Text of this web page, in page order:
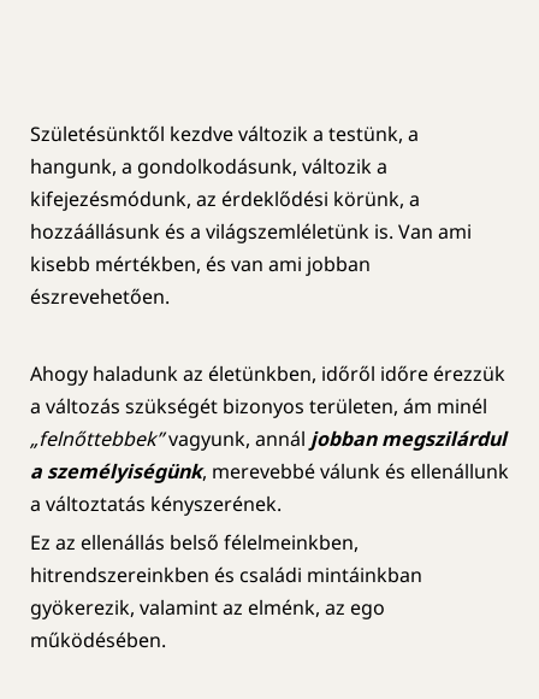
Születésünktől kezdve változik a testünk, a
hangunk, a gondolkodásunk, változik a
kifejezésmódunk, az érdeklődési körünk, a
hozzáállásunk és a világszemléletünk is. Van ami
kisebb mértékben, és van ami jobban
észrevehetően.
Ahogy haladunk az életünkben, időről időre érezzük
a változás szükségét bizonyos területen, ám minél
„felnőttebbek”vagyunk, annál jobban megszilárdul
a személyiségünk, merevebbé válunk és ellenállunk
a változtatás kényszerének.
Ez az ellenállás belső félelmeinkben,
hitrendszereinkben és családi mintáinkban
gyökerezik, valamint az elménk, az ego
működésében.